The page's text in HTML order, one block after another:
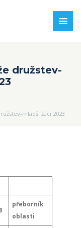
družstev-
mladší žáci 2023
přeborník
oblasti